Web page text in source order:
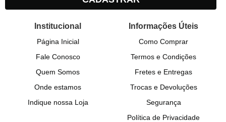
Institucional
Página Inicial
Fale Conosco
Quem Somos
Onde estamos
Indique nossa Loja
Informações Úteis
Como Comprar
Termos e Condições
Fretes e Entregas
Trocas e Devoluções
Segurança
Política de Privacidade